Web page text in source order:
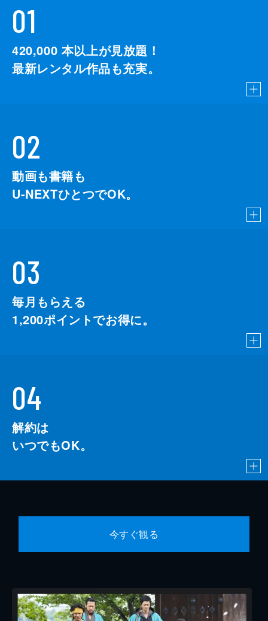
01
420,000 本以上が見放題！
最新レンタル作品も充実。
02
動画も書籍も
U-NEXTひとつでOK。
03
毎月もらえる
1,200ポイントでお得に。
04
解約は
いつでもOK。
今すぐ観る